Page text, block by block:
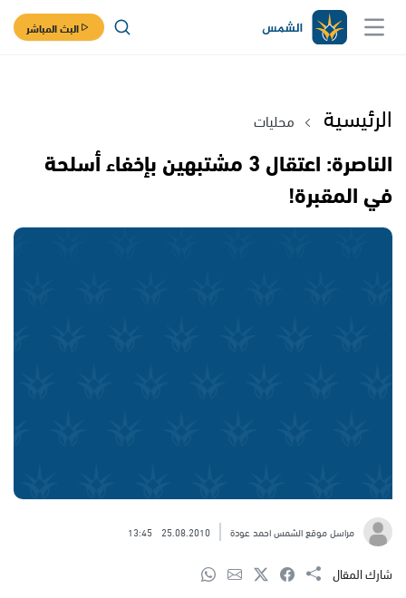
البث المباشر
الرئيسية محليات
الناصرة: اعتقال 3 مشتبهين بإخفاء أسلحة
في المقبرة!
مراسل موقع الشمس احمد عودة 25.08.2010
13:45
شارك المقال